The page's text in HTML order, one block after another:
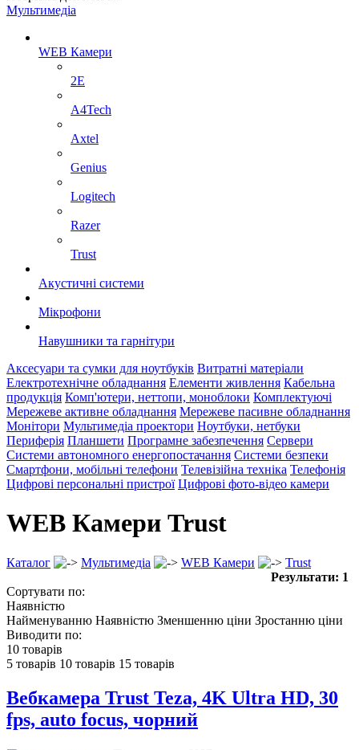
Мультимедіа
WEB Камери
2E
A4Tech
Axtel
Genius
Logitech
Razer
Trust
Акустичні системи
Мікрофони
Навушники та гарнітури
Аксесуари та сумки для ноутбуків Витратні матеріали
Електротехнічне обладнання Елементи живлення Кабельна
продукція Комп'ютери, неттопи, моноблоки Комплектуючі
Мережеве активне обладнання Мережеве пасивне обладнання
Монітори Мультимедіа проектори Ноутбуки, нетбуки
Периферія Планшети Програмне забезпечення Сервери
Системи автономного енергопостачання Системи безпеки
Смартфони, мобільні телефони Телевізійна техніка Телефонія
Цифрові персональні пристрої Цифрові фото-відео камери
WEB Камери Trust
Каталог Мультимедіа WEB Камери
Trust
Результати: 1
Сортувати по:
Наявністю
Найменуванню Наявністю Зменшенню ціни Зростанню ціни
Виводити по:
10 товарів
5 товарів 10 товарів 15 товарів
Вебкамера Trust Teza, 4K Ultra HD, 30
fps, auto focus, чорний